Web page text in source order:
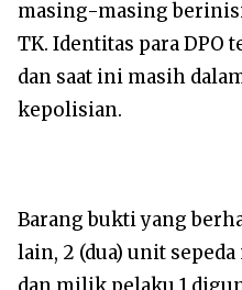
masing-masing
TK. Identitas para DPO
dan saat ini masih
kepolisian.
Barang bukti yang
lain, 2 (dua) unit